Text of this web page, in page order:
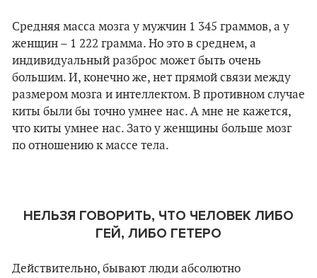
Средняя масса мозга у мужчин 1 345 граммов, а у
женщин – 1 222 грамма. Но это в среднем, а
индивидуальный разброс может быть очень
большим. И, конечно же, нет прямой связи между
размером мозга и интеллектом. В противном случае
киты были бы точно умнее нас. А мне не кажется,
что киты умнее нас. Зато у женщины больше мозг
по отношению к массе тела.
НЕЛЬЗЯ ГОВОРИТЬ, ЧТО ЧЕЛОВЕК ЛИБО
ГЕЙ, ЛИБО ГЕТЕРО
Действительно, бывают люди абсолютно